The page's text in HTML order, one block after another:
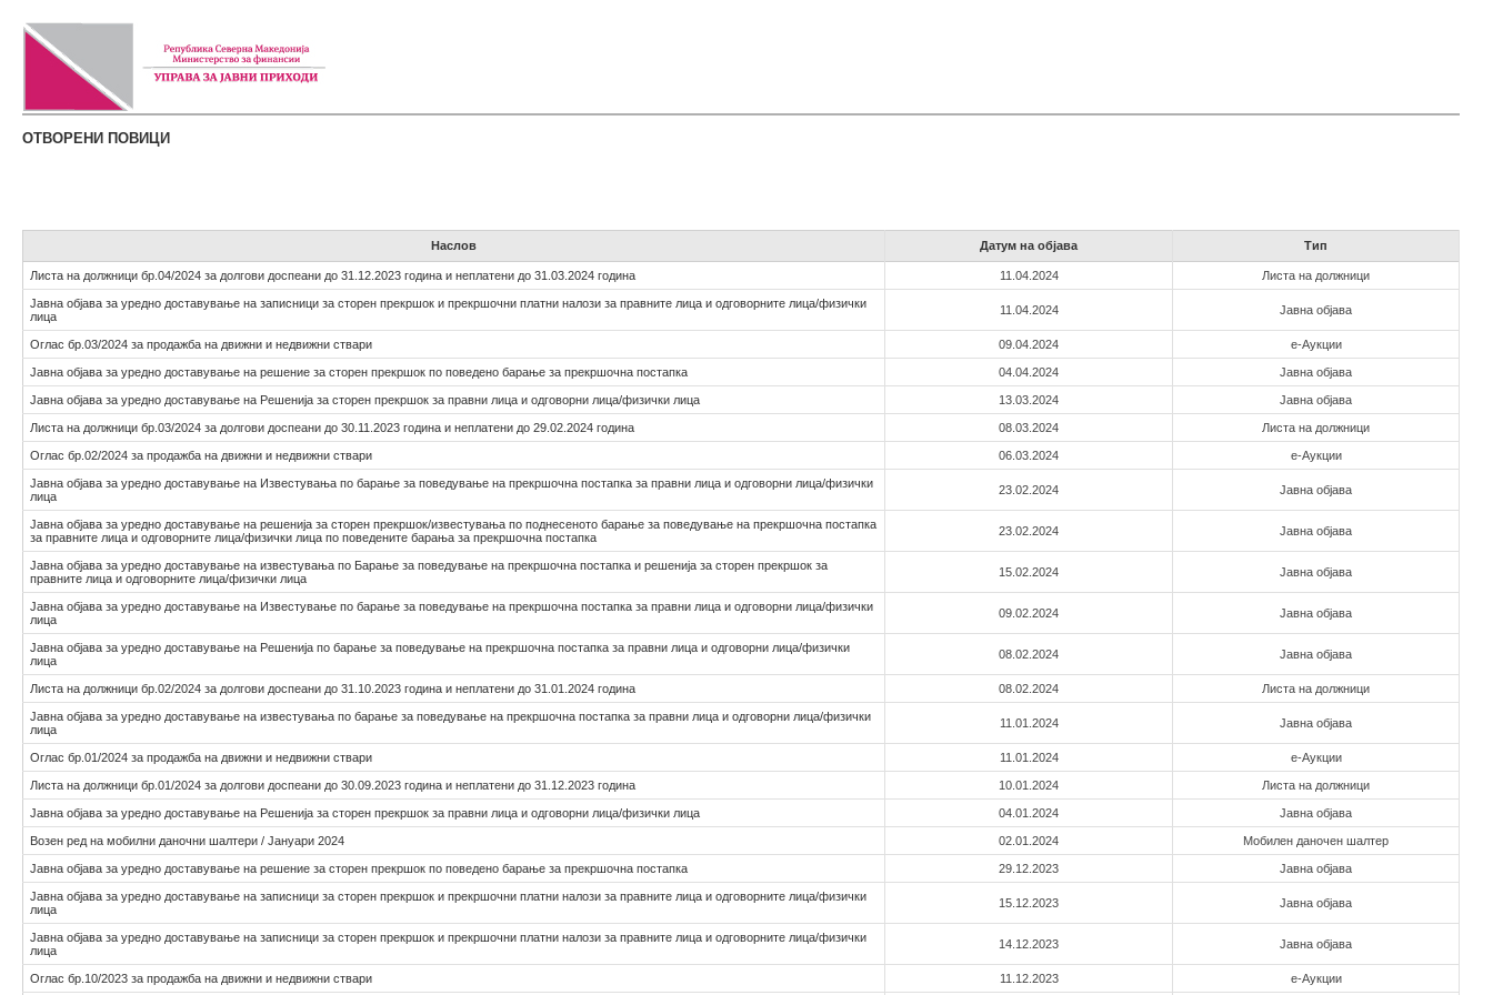
ОТВОРЕНИ ПОВИЦИ
Наслов Датум на објава Тип
Листа на должници бр.04/2024 за долгови доспеани до 31.12.2023 година и неплатени до 31.03.2024 година 11.04.2024 Листа на должници
Јавна објава за уредно доставување на записници за сторен прекршок и прекршочни платни налози за правните лица и одговорните лица/физички
лица
11.04.2024 Јавна објава
Оглас бр.03/2024 за продажба на движни и недвижни ствари 09.04.2024 е-Аукции
Јавна објава за уредно доставување на решение за сторен прекршок по поведено барање за прекршочна постапка 04.04.2024 Јавна објава
Јавна објава за уредно доставување на Решенија за сторен прекршок за правни лица и одговорни лица/физички лица 13.03.2024 Јавна објава
Листа на должници бр.03/2024 за долгови доспеани до 30.11.2023 година и неплатени до 29.02.2024 година 08.03.2024 Листа на должници
Оглас бр.02/2024 за продажба на движни и недвижни ствари 06.03.2024 е-Аукции
Јавна објава за уредно доставување на Известувања по барање за поведување на прекршочна постапка за правни лица и одговорни лица/физички
лица
23.02.2024 Јавна објава
Јавна објава за уредно доставување на решенија за сторен прекршок/известувања по поднесеното барање за поведување на прекршочна постапка
за правните лица и одговорните лица/физички лица по поведените барања за прекршочна постапка
23.02.2024 Јавна објава
Јавна објава за уредно доставување на известувања по Барање за поведување на прекршочна постапка и решенија за сторен прекршок за
правните лица и одговорните лица/физички лица
15.02.2024 Јавна објава
Јавна објава за уредно доставување на Известување по барање за поведување на прекршочна постапка за правни лица и одговорни лица/физички
лица
09.02.2024 Јавна објава
Јавна објава за уредно доставување на Решенија по барање за поведување на прекршочна постапка за правни лица и одговорни лица/физички
лица
08.02.2024 Јавна објава
Листа на должници бр.02/2024 за долгови доспеани до 31.10.2023 година и неплатени до 31.01.2024 година 08.02.2024 Листа на должници
Јавна објава за уредно доставување на известувања по барање за поведување на прекршочна постапка за правни лица и одговорни лица/физички
лица
11.01.2024 Јавна објава
Оглас бр.01/2024 за продажба на движни и недвижни ствари 11.01.2024 е-Аукции
Листа на должници бр.01/2024 за долгови доспеани до 30.09.2023 година и неплатени до 31.12.2023 година 10.01.2024 Листа на должници
Јавна објава за уредно доставување на Решенија за сторен прекршок за правни лица и одговорни лица/физички лица 04.01.2024 Јавна објава
Возен ред на мобилни даночни шалтери / Јануари 2024 02.01.2024 Мобилен даночен шалтер
Јавна објава за уредно доставување на решение за сторен прекршок по поведено барање за прекршочна постапка 29.12.2023 Јавна објава
Јавна објава за уредно доставување на записници за сторен прекршок и прекршочни платни налози за правните лица и одговорните лица/физички
лица
15.12.2023 Јавна објава
Јавна објава за уредно доставување на записници за сторен прекршок и прекршочни платни налози за правните лица и одговорните лица/физички
лица
14.12.2023 Јавна објава
Оглас бр.10/2023 за продажба на движни и недвижни ствари 11.12.2023 е-Аукции